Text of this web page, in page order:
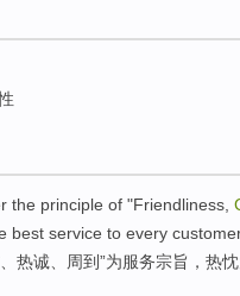
the principle of "Friendliness,
best service to every
、热诚、周到”为服务宗旨 ，热忱